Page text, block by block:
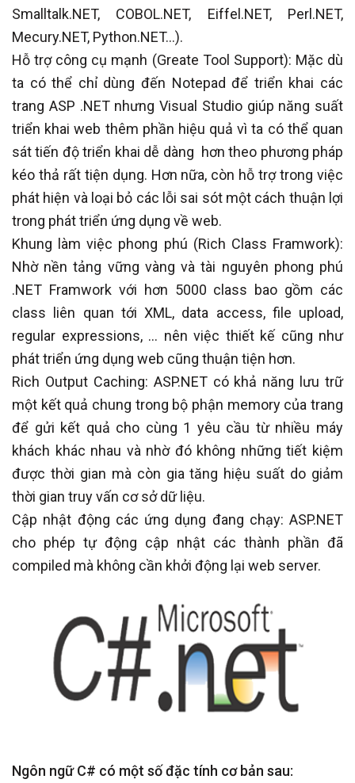
Smalltalk.NET, COBOL.NET, Eiffel.NET, Perl.NET,
Mecury.NET, Python.NET…).
Hỗ trợ công cụ mạnh (Greate Tool Support): Mặc dù
ta có thể chỉ dùng đến Notepad để triển khai các
trang ASP .NET nhưng Visual Studio giúp năng suất
triển khai web thêm phần hiệu quả vì ta có thể quan
sát tiến độ triển khai dễ dàng hơn theo phương pháp
kéo thả rất tiện dụng. Hơn nữa, còn hỗ trợ trong việc
phát hiện và loại bỏ các lỗi sai sót một cách thuận lợi
trong phát triển ứng dụng về web.
Khung làm việc phong phú (Rich Class Framwork):
Nhờ nền tảng vững vàng và tài nguyên phong phú
.NET Framwork với hơn 5000 class bao gồm các
class liên quan tới XML, data access, file upload,
regular expressions, … nên việc thiết kế cũng như
phát triển ứng dụng web cũng thuận tiện hơn.
Rich Output Caching: ASP.NET có khả năng lưu trữ
một kết quả chung trong bộ phận memory của trang
để gửi kết quả cho cùng 1 yêu cầu từ nhiều máy
khách khác nhau và nhờ đó không những tiết kiệm
được thời gian mà còn gia tăng hiệu suất do giảm
thời gian truy vấn cơ sở dữ liệu.
Cập nhật động các ứng dụng đang chạy: ASP.NET
cho phép tự động cập nhật các thành phần đã
compiled mà không cần khởi động lại web server.
Ngôn ngữ C# có một số đặc tính cơ bản sau: